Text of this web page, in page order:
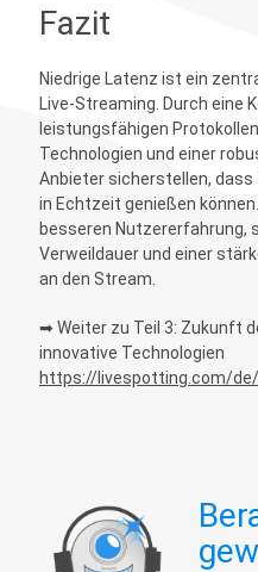
Fazit
Niedrige Latenz ist ein
Live-Streaming. Durch eine
leistungsfähigen
Technologien und einer
Anbieter sicherstellen, dass
in Echtzeit genießen
besseren Nutzererfahrung,
Verweildauer und einer
an den Stream.
➡ Weiter zu Teil 3: Zukunft
innovative Technologien
https://livespotting.com/